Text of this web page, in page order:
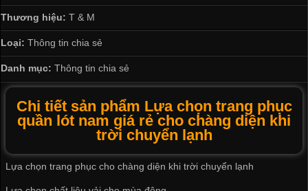
Thương hiệu: T & M
Loại: Thông tin chia sẻ
Danh mục: Thông tin chia sẻ
Chi tiết sản phẩm Lựa chọn trang phục
quần lót nam giá rẻ cho chàng diện khi
trời chuyển lạnh
Lựa chọn trang phục cho chàng diện khi trời chuyển lạnh